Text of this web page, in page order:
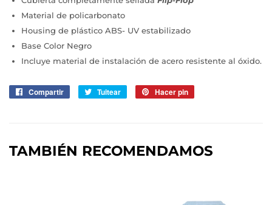
Material de policarbonato
Housing de plástico ABS- UV estabilizado
Base Color Negro
Incluye material de instalación de acero resistente al óxido.
Compartir
CompartirTuitear
Tuitear Hacer pin
TAMBIÉN RECOMENDAMOS